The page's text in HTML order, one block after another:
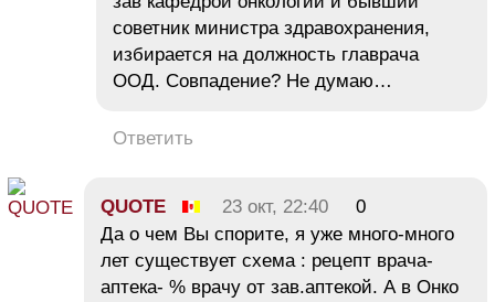
советник министра здравохранения,
избирается на должность главрача
ООД. Совпадение? Не думаю…
Ответить
QUOTE 23 окт, 22:40
0
Да о чем Вы спорите, я уже много-много
лет существует схема : рецепт врача-
аптека- % врачу от зав.аптекой. А в Онко